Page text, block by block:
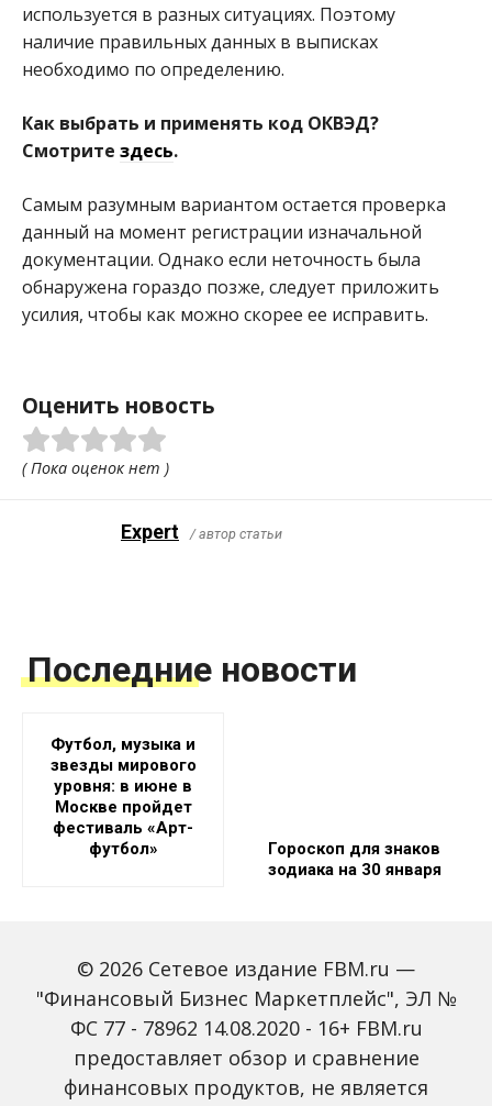
используется в разных ситуациях. Поэтому
наличие правильных данных в выписках
необходимо по определению.
Как выбрать и применять код ОКВЭД?
Смотрите здесь.
Самым разумным вариантом остается проверка
данный на момент регистрации изначальной
документации. Однако если неточность была
обнаружена гораздо позже, следует приложить
усилия, чтобы как можно скорее ее исправить.
Оценить новость
( Пока оценок нет )
Expert / автор статьи
Последние новости
Футбол, музыка и
звезды мирового
уровня: в июне в
Москве пройдет
фестиваль «Арт-
футбол»
Гороскоп для знаков
зодиака на 30 января
Пропалестинский
активист прервал матч
продажи бюджетного
© 2026 Сетевое издание FBM.ru —
"Финансовый Бизнес Маркетплейс", ЭЛ №
ФС 77 - 78962 14.08.2020 - 16+ FBM.ru
предоставляет обзор и сравнение
финансовых продуктов, не является